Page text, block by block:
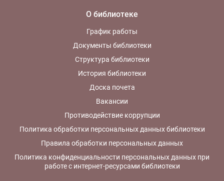
О библиотеке
График работы
Документы библиотеки
Структура библиотеки
История библиотеки
Доска почета
Вакансии
Противодействие коррупции
Политика обработки персональных данных библиотеки
Правила обработки персональных данных
Политика конфиденциальности персональных данных при
работе с интернет-ресурсами библиотеки